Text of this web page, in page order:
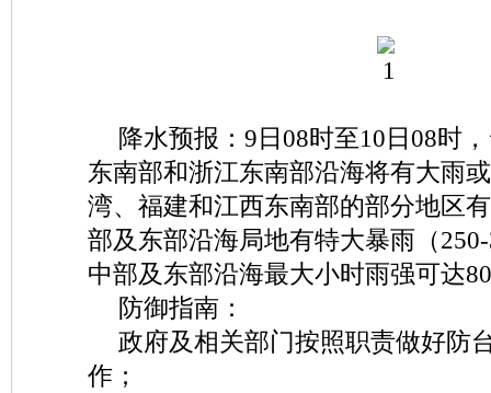
降水预报：9日08时至10日08时
东南部和浙江东南部沿海将有大雨
湾、福建和江西东南部的部分地区
部及东部沿海局地有特大暴雨（
中部及东部沿海最大小时雨强可达
防御指南：
政府及相关部门按照职责做好防
作；